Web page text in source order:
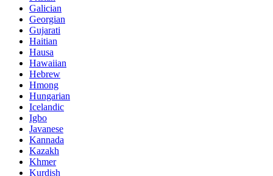
Galician
Georgian
Gujarati
Haitian
Hausa
Hawaiian
Hebrew
Hmong
Hungarian
Icelandic
Igbo
Javanese
Kannada
Kazakh
Khmer
Kurdish